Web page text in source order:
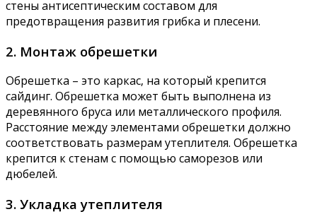
стены антисептическим составом для
предотвращения развития грибка и плесени.
2. Монтаж обрешетки
Обрешетка – это каркас‚ на который крепится
сайдинг. Обрешетка может быть выполнена из
деревянного бруса или металлического профиля.
Расстояние между элементами обрешетки должно
соответствовать размерам утеплителя. Обрешетка
крепится к стенам с помощью саморезов или
дюбелей.
3. Укладка утеплителя